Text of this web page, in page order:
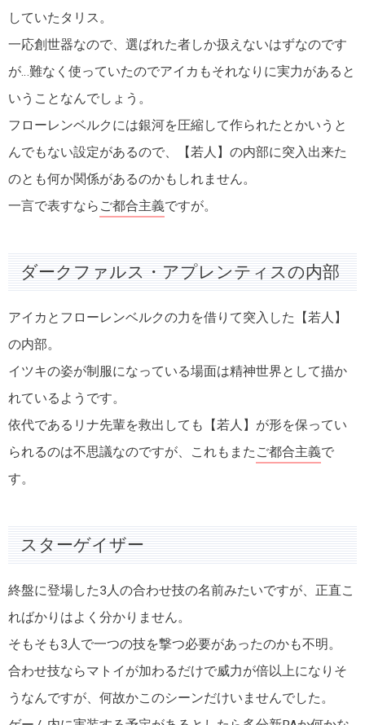
していたタリス。
一応創世器なので、選ばれた者しか扱えないはずなのです
が…難なく使っていたのでアイカもそれなりに実力があると
いうことなんでしょう。
フローレンベルクには銀河を圧縮して作られたとかいうと
んでもない設定があるので、【若人】の内部に突入出来た
のとも何か関係があるのかもしれません。
一言で表すなら ご都合主義ですが。
ダークファルス・アプレンティスの内部
アイカとフローレンベルクの力を借りて突入した【若人】
の内部。
イツキの姿が制服になっている場面は精神世界として描か
れているようです。
依代であるリナ先輩を救出しても【若人】が形を保ってい
られるのは不思議なのですが、これもまた ご都合主義で
す。
スターゲイザー
終盤に登場した3人の合わせ技の名前みたいですが、正直こ
ればかりはよく分かりません。
そもそも3人で一つの技を撃つ必要があったのかも不明。
合わせ技ならマトイが加わるだけで威力が倍以上になりそ
うなんですが、何故かこのシーンだけいませんでした。